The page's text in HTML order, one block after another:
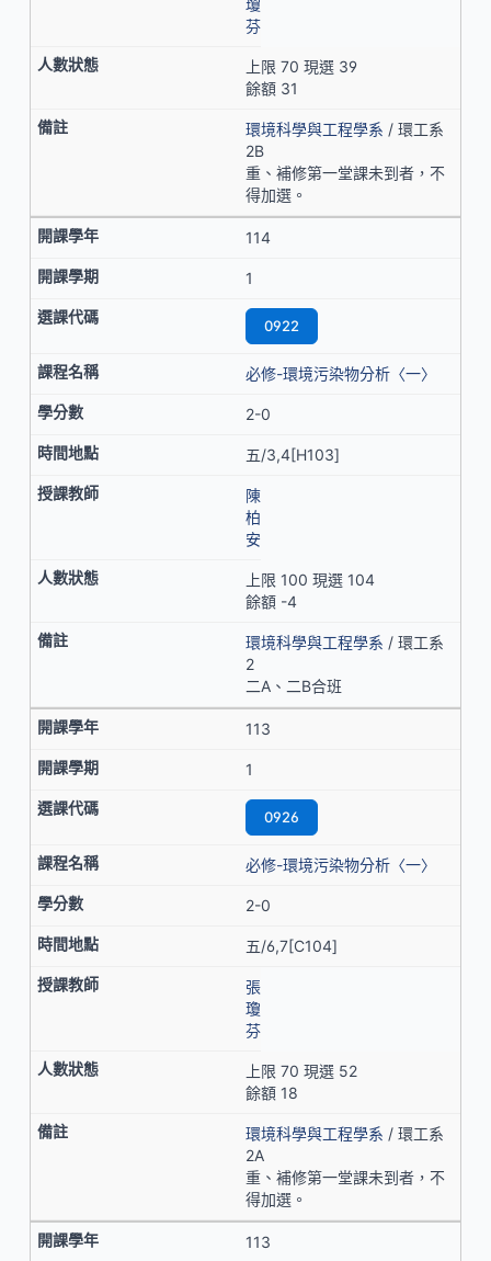
瓊
芬
上限 70 現選 39
餘額 31
環境科學與工程學系 / 環工系
2B
重、補修第一堂課未到者，不
得加選。
114
1
0922
必修-環境污染物分析〈一〉
2-0
五/3,4[H103]
陳
柏
安
上限 100 現選 104
餘額 -4
環境科學與工程學系 / 環工系
2
二A、二B合班
113
1
0926
必修-環境污染物分析〈一〉
2-0
五/6,7[C104]
張
瓊
芬
上限 70 現選 52
餘額 18
環境科學與工程學系 / 環工系
2A
重、補修第一堂課未到者，不
得加選。
113